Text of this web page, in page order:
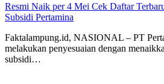
Resmi Naik per 4 Mei Cek Daftar
Subsidi Pertamina
Faktalampung.id, NASIONAL – PT
melakukan penyesuaian dengan
subsidi…